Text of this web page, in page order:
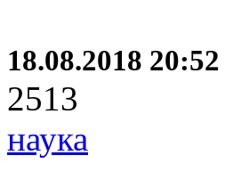
18.08.2018 20:52
2513
наука